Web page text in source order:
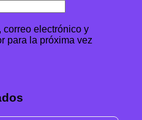
correo electrónico y
para la próxima vez